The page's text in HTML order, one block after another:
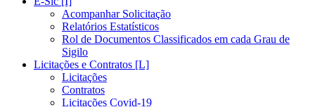
Acompanhar Solicitação
Relatórios Estatísticos
Rol de Documentos Classificados em cada Grau de
Sigilo
Licitações e Contratos [L]
Licitações
Contratos
Licitações Covid-19